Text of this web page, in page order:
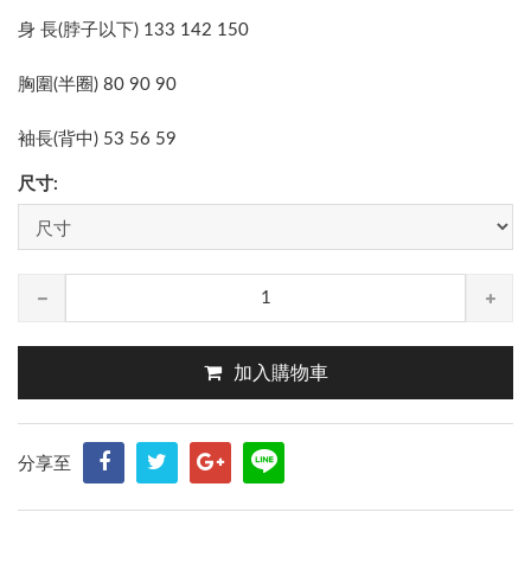
身 長(脖子以下) 133 142 150
胸圍(半圈) 80 90 90
袖長(背中) 53 56 59
尺寸:
加入購物車
分享至